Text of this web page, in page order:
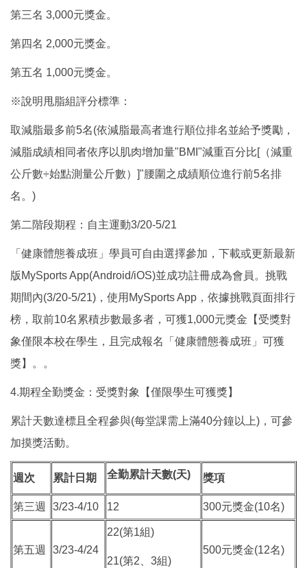
第三名 3,000元獎金。
第四名 2,000元獎金。
第五名 1,000元獎金。
※說明甩脂組評分標準：
取減脂最多前5名(依減脂最高者進行順位排名並給予獎勵，
減脂成績相同者依序以肌肉增加量"BMI"減重百分比[（減重
公斤數÷始點測量公斤數）]"腰圍之成績順位進行前5名排
名。)
第二階段期程：自主運動3/20-5/21
「健康體態養成班」學員可自由選擇參加，下載或更新最新
版MySports App(Android/iOS)並成功註冊成為會員。挑戰
期間內(3/20-5/21)，使用MySports App，依據挑戰頁面排行
榜，取前10名累積步數最多者，可獲1,000元獎金【受獎對
象僅限本校在學生，且完成報名「健康體態養成班」可獲
獎】。。
4.期程全勤獎金：受獎對象【僅限學生可獲獎】
累計天數達標且全程參與(每堂課需上滿40分鐘以上)，可參
加摸獎活動。
週次 累計日期 全勤累計天數(天) 獎項
第三週 3/23-4/10 12 300元獎金(10名)
第五週 3/23-4/24
22(第1組)
21(第2、3組)
500元獎金(12名)